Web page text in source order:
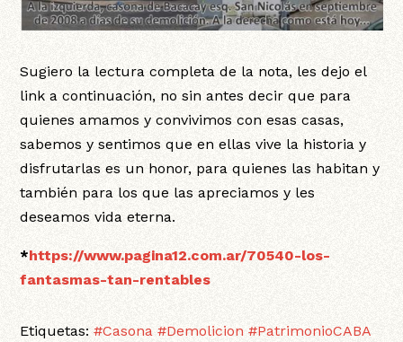
Sugiero la lectura completa de la nota, les dejo el
link a continuación, no sin antes decir que para
quienes amamos y convivimos con esas casas,
sabemos y sentimos que en ellas vive la historia y
disfrutarlas es un honor, para quienes las habitan y
también para los que las apreciamos y les
deseamos vida eterna.
*https://www.pagina12.com.ar/70540-los-
fantasmas-tan-rentables
Etiquetas:#Casona #Demolicion #PatrimonioCABA